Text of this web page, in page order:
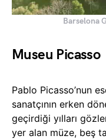
Barselona
Museu Picasso
Pablo Picasso’nun
sanatçının erken
geçirdiği yılları
yer alan müze, beş